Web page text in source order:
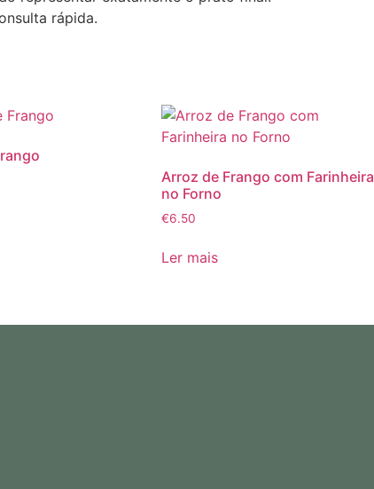
rápida.
Arroz de Frango com Farinheira
no Forno
€6.50
Ler mais